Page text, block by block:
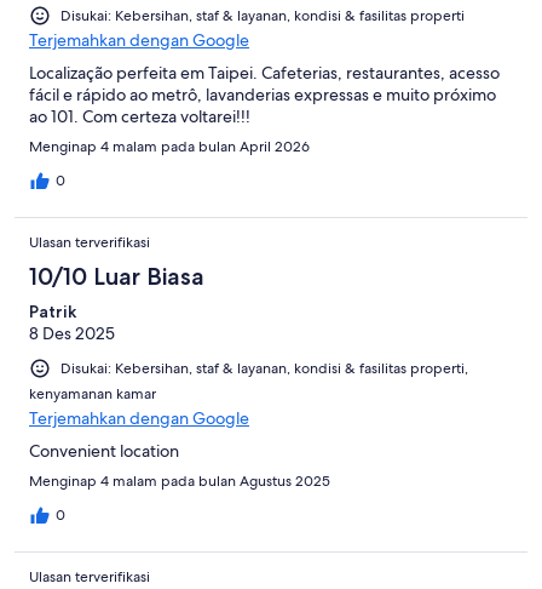
Disukai: Kebersihan, staf & layanan, kondisi & fasilitas properti
Terjemahkan dengan Google
Localização perfeita em Taipei. Cafeterias, restaurantes, acesso
fácil e rápido ao metrô, lavanderias expressas e muito próximo
ao 101. Com certeza voltarei!!!
Menginap 4 malam pada bulan April 2026
0
Ulasan terverifikasi
10/10 Luar Biasa
Patrik
8 Des 2025
Disukai: Kebersihan, staf & layanan, kondisi & fasilitas properti,
kenyamanan kamar
Terjemahkan dengan Google
Convenient location
Menginap 4 malam pada bulan Agustus 2025
0
Ulasan terverifikasi